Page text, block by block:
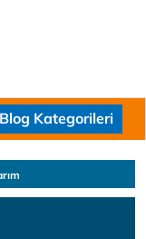
Blog Kategorileri